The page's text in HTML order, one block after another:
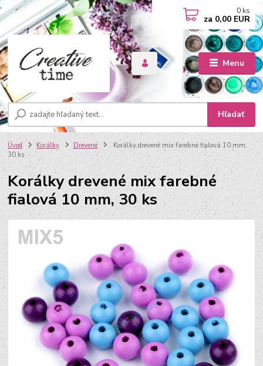
Menu
Hľadať
0 ks
za 0,00 EUR
Úvod Korálky Drevené
Korálky drevené mix farebné fialová 10 mm,
30 ks
Korálky drevené mix farebné
fialová 10 mm, 30 ks